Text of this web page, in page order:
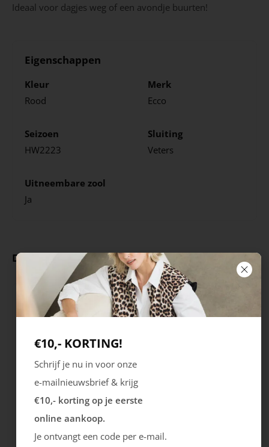
Ideaal voor dagjes weg of een avondje buurten!
Eigenschappen
Kleur
Rood
Merk
Ecco
Seizoen
HW2223
Sluiting
Veters
Uitneembare zool
Ja
Deze producten ga je leuk vinden
City Stride Grants
€10,- KORTING!
Schrijf je nu in voor onze
e-mailnieuwsbrief & krijg
€10,- korting op je eerste
online aankoop.
Je ontvangt een code per e-mail.